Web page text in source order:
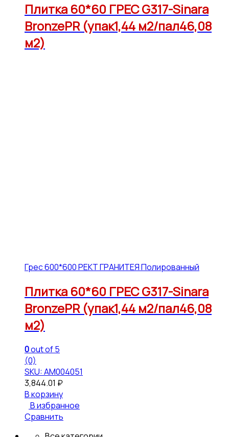
Плитка 60*60 ГРЕС G317-Sinara
BronzePR (упак1,44 м2/пал46,08
м2)
Грес 600*600 РЕКТ ГРАНИТЕЯ Полированный
Плитка 60*60 ГРЕС G317-Sinara
BronzePR (упак1,44 м2/пал46,08
м2)
0out of 5
(0)
SKU: АМ004051
3,844.01 ₽
В корзину
В избранное
Сравнить